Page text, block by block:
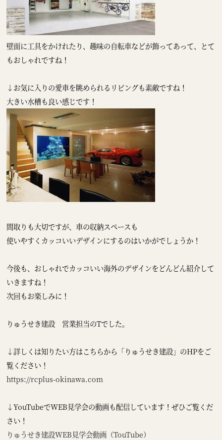
壁面に工具をかけれたり、趣味の自転車などが飾ってあって、とて
もおしゃれですね！
↓お気に入りの愛車を眺められるリビングも素敵ですね！
大きい水槽も良い感じです！
間取りも大切ですが、車の収納スペースも
使いやすくカッコいいデザインにするのはいかがでしょうか！
今後も、おしゃれでカッコいい海外のデザインをどんどん紹介して
いきますね！
次回もお楽しみに！
りゅうせき建設 営業担当のTでした。
↓詳しくは知りたい方はこちらから「りゅうせき建設」のHPをご
覧ください！
https://rcplus-okinawa.com
↓YouTubeでWEB見学会の動画も配信しています！ぜひご覧くだ
さい！
りゅうせき建設WEB見学会動画（TouTube）